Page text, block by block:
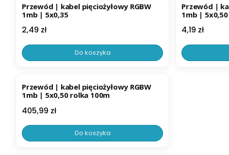
Przewód | kabel pięciożyłowy RGBW
1mb | 5x0,35
Cena
2,49 zł
Do koszyka
Przewód |
1mb | 5x0,50
Cena
4,19 zł
Przewód | kabel pięciożyłowy RGBW
1mb | 5x0,50 rolka 100m
Cena
405,99 zł
Do koszyka